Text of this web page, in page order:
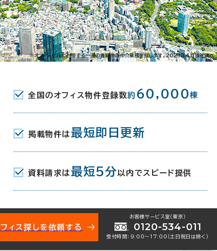
49-16
王新線) 東口 10分
※オフィスビルに付帯する一連の賃貸借の仲介業務を指します。2023年4月当社調べ
全国のオフィス物件登録数約 60,000棟
掲載物件は 最短即日更新
資料請求は 最短5分 以内でスピード提供
ィス探しを依頼する
お客様サービス室（東京）
0120-534-011
受付時間：9:00〜17:00（土日祝日は除く）